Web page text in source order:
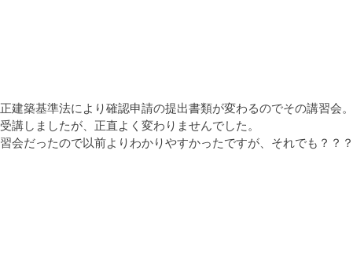
建築基準法により確認申請の提出書類が変わるのでその講習会。
講しましたが、正直よく変わりませんでした。
会だったので以前よりわかりやすかったですが、それでも？？？